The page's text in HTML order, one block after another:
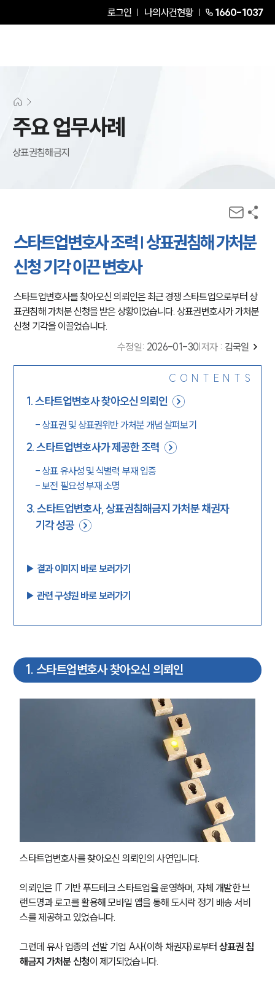
로그인 나의사건현황 1660-1037
주요 업무사례
상표권침해금지
스타트업변호사 조력 | 상표권침해 가처분
신청 기각 이끈 변호사
스타트업변호사를 찾아오신 의뢰인은 최근 경쟁 스타트업으로부터 상
표권침해 가처분 신청을 받은 상황이었습니다. 상표권변호사가 가처분
신청 기각을 이끌었습니다.
수정일: 2026-01-30 저자 : 김국일
CONTENTS
1.스타트업변호사 찾아오신 의뢰인
- 상표권 및 상표권위반 가처분 개념 살펴보기
2.스타트업변호사가 제공한 조력
- 상표 유사성 및 식별력 부재 입증
-보전 필요성 부재 소명
3.스타트업변호사, 상표권침해금지 가처분 채권자
기각 성공
▶︎ 결과 이미지 바로 보러가기
▶︎ 관련 구성원 바로 보러가기
1 . 스타트업변호사 찾아오신 의뢰인
스타트업변호사를 찾아오신 의뢰인의 사연입니다.
의뢰인은 IT 기반 푸드테크 스타트업을 운영하며, 자체 개발한 브
랜드명과 로고를 활용해 모바일 앱을 통해 도시락 정기 배송 서비
스를 제공하고 있었습니다.
그런데 유사 업종의 선발 기업 A사(이하 채권자)로부터 상표권 침
해금지 가처분 신청이 제기되었습니다.